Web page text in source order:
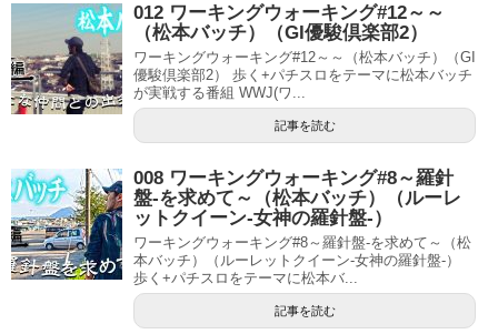
012 ワーキングウォーキング#12～～
（松本バッチ）（GI優駿倶楽部2）
ワーキングウォーキング#12～～（松本バッチ）（GI
優駿倶楽部2） 歩く+パチスロをテーマに松本バッチ
が実戦する番組 WWJ(ワ...
記事を読む
008 ワーキングウォーキング#8～羅針
盤-を求めて～（松本バッチ）（ルーレ
ットクイーン-女神の羅針盤-）
ワーキングウォーキング#8～羅針盤-を求めて～（松
本バッチ）（ルーレットクイーン-女神の羅針盤-）
歩く+パチスロをテーマに松本バ...
記事を読む